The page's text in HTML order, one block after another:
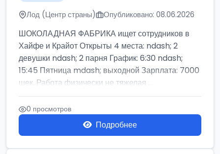
Лод (Центр страны) Опубликовано: 08.06.2026
ШОКОЛАДНАЯ ФАБРИКА ищет сотрудников в
Хайфе и Крайот Открыты 4 места: ndash; 2
девушки ndash; 2 парня График: 6:30 ndash;
15:45 Пятница mdash; выходной Зарплата: 7000
шек. Работа физически не тяжелая ...
0 просмотров
Подробнее